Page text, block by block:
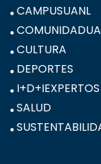
CAMPUSUANL
CULTURA
DEPORTES
I+D+IEXPERTOS
SALUD